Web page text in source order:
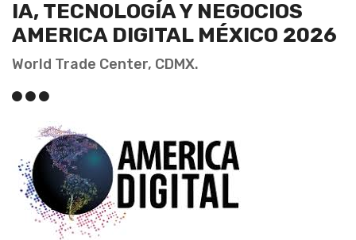
IA, TECNOLOGÍA Y NEGOCIOS
AMERICA DIGITAL MÉXICO 2026
World Trade Center, CDMX.